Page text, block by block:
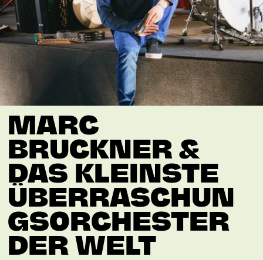
MARC
BRUCKNER &
DAS KLEINSTE
ÜBERRASCHUN
GSORCHESTER
DER WELT